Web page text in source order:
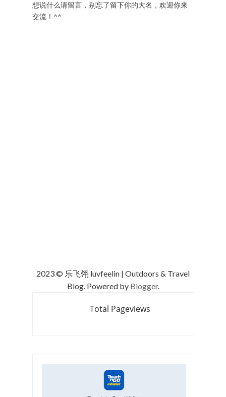
想说什么请留言，别忘了留下你的大名，欢迎你来
交流！^^
2023 © 乐飞翎 luvfeelin | Outdoors & Travel
Blog. Powered by Blogger.
Total Pageviews